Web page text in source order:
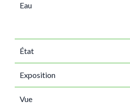
Eau
État
Exposition
Vue